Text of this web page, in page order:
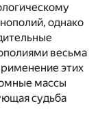
однако
весьма
этих
массы
судьба